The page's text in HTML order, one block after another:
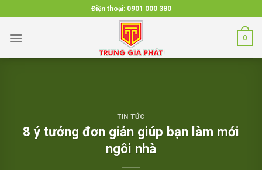
to
content
Điện thoại: 0901 000 380
0
TIN TỨC
8 ý tưởng đơn giản giúp bạn làm mới
ngôi nhà